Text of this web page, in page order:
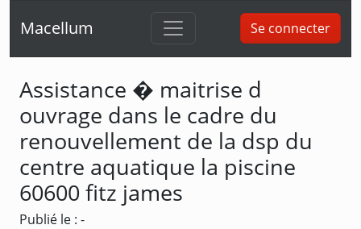
Macellum Se connecter
Assistance � maitrise d
ouvrage dans le cadre du
renouvellement de la dsp du
centre aquatique la piscine
60600 fitz james
Publié le : -